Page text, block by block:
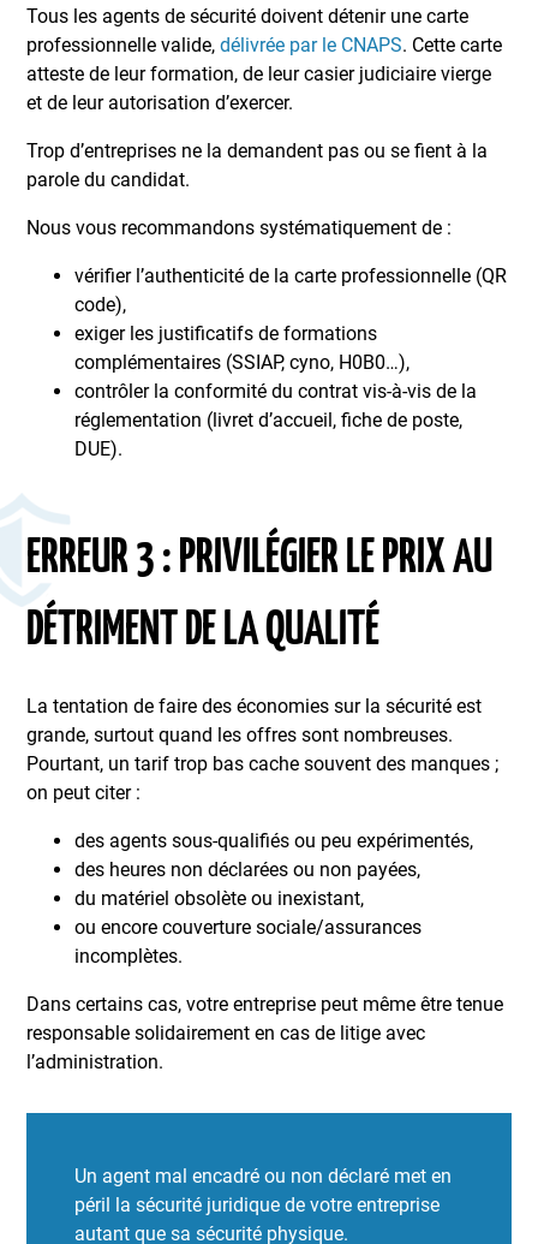
Tous les agents de sécurité doivent détenir une carte
professionnelle valide,délivrée par le CNAPS. Cette carte
atteste de leur formation, de leur casier judiciaire vierge
et de leur autorisation d’exercer.
Trop d’entreprises ne la demandent pas ou se fient à la
parole du candidat.
Nous vous recommandons systématiquement de :
vérifier l’authenticité de la carte professionnelle (QR
code),
exiger les justificatifs de formations
complémentaires (SSIAP, cyno, H0B0…),
contrôler la conformité du contrat vis-à-vis de la
réglementation (livret d’accueil, fiche de poste,
DUE).
ERREUR 3 : PRIVILÉGIER LE PRIX AU
DÉTRIMENT DE LA QUALITÉ
La tentation de faire des économies sur la sécurité est
grande, surtout quand les offres sont nombreuses.
Pourtant, un tarif trop bas cache souvent des manques ;
on peut citer :
des agents sous-qualifiés ou peu expérimentés,
des heures non déclarées ou non payées,
du matériel obsolète ou inexistant,
ou encore couverture sociale/assurances
incomplètes.
Dans certains cas, votre entreprise peut même être tenue
responsable solidairement en cas de litige avec
l’administration.
Un agent mal encadré ou non déclaré met en
péril la sécurité juridique de votre entreprise
autant que sa sécurité physique.